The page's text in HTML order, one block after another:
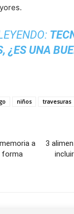
¿ES UNA
niños travesuras
a
forma
3